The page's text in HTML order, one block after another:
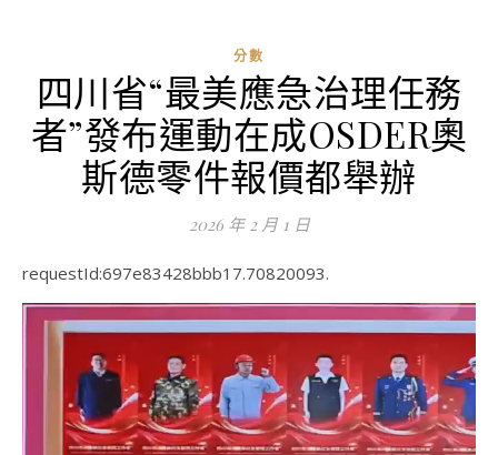
分數
四川省“最美應急治理任務
者”發布運動在成OSDER奧
斯德零件報價都舉辦
2026 年 2 月 1 日
requestId:697e83428bbb17.70820093.